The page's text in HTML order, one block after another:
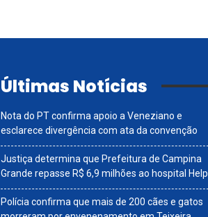
Últimas Notícias
Nota do PT confirma apoio a Veneziano e
esclarece divergência com ata da convenção
Justiça determina que Prefeitura de Campina
Grande repasse R$ 6,9 milhões ao hospital Help
Polícia confirma que mais de 200 cães e gatos